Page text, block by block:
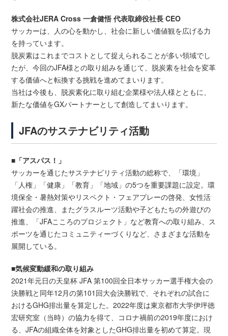
株式会社JERA Cross 一倉健悟 代表取締役社長 CEO
サッカーは、人の心を動かし、社会に新しい価値観を広げる力
を持っています。
脱炭素はこれまでコストとして捉えられることが多い領域でし
たが、今回のJFA様との取り組みを通じて、脱炭素を社会を変革
する価値へと転換する挑戦を進めてまいります。
当社は今後も、脱炭素化に取り組む企業様や法人様とともに、
新たな価値をGXパートナーとして創造してまいります。
JFAのサステナビリティ活動
■「アスパス！」
サッカーを通じたサステナビリティ活動の総称で、「環境」
「人権」「健康」「教育」「地域」の5つを重要課題に設定。環
境保全・暑熱対策やリスペクト・フェアプレーの啓発、女性活
躍社会の推進、またグラスルーツ活動や子どもたちの外遊びの
推進、「JFAこころのプロジェクト」など教育への取り組み、ス
ポーツを通じたコミュニティーづくりなど、さまざまな活動を
展開している。
■気候変動緩和の取り組み
2021年元日の天皇杯 JFA 第100回全日本サッカー選手権大会の
決勝戦と同年12月の第101回大会決勝戦で、それぞれの試合に
おけるGHG排出量を算定した。2022年度は東京都市大学伊坪徳
宏研究室（当時）の協力を得て、コロナ禍前の2019年度におけ
る、JFAの組織全体を対象としたGHG排出量を初めて算定。現